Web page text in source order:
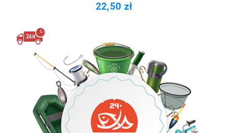
22,50 zł